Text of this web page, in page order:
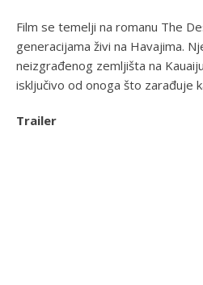
Film se temelji na romanu The
generacijama živi na Havajima.
neizgrađenog zemljišta na
isključivo od onoga što zarađuje
Trailer